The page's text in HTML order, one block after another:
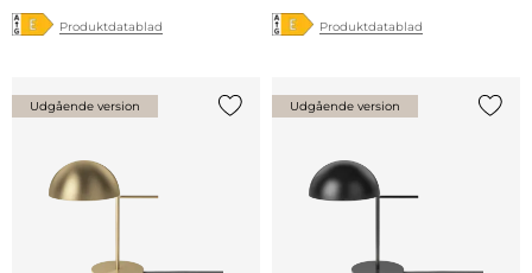
Produktdatablad Produktdatablad
Udgående version Udgående version